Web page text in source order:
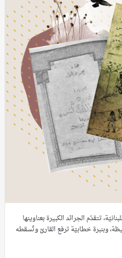
تتقدّم الجرائد الكبيرة بعناوينها
وبنبرة خطابيّة ترفع القارئ وتُسقطه